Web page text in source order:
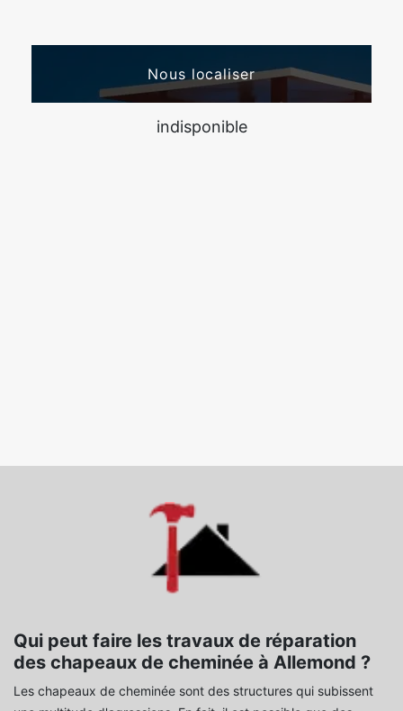
Nous localiser
indisponible
Qui peut faire les travaux de réparation
des chapeaux de cheminée à Allemond ?
Les chapeaux de cheminée sont des structures qui subissent